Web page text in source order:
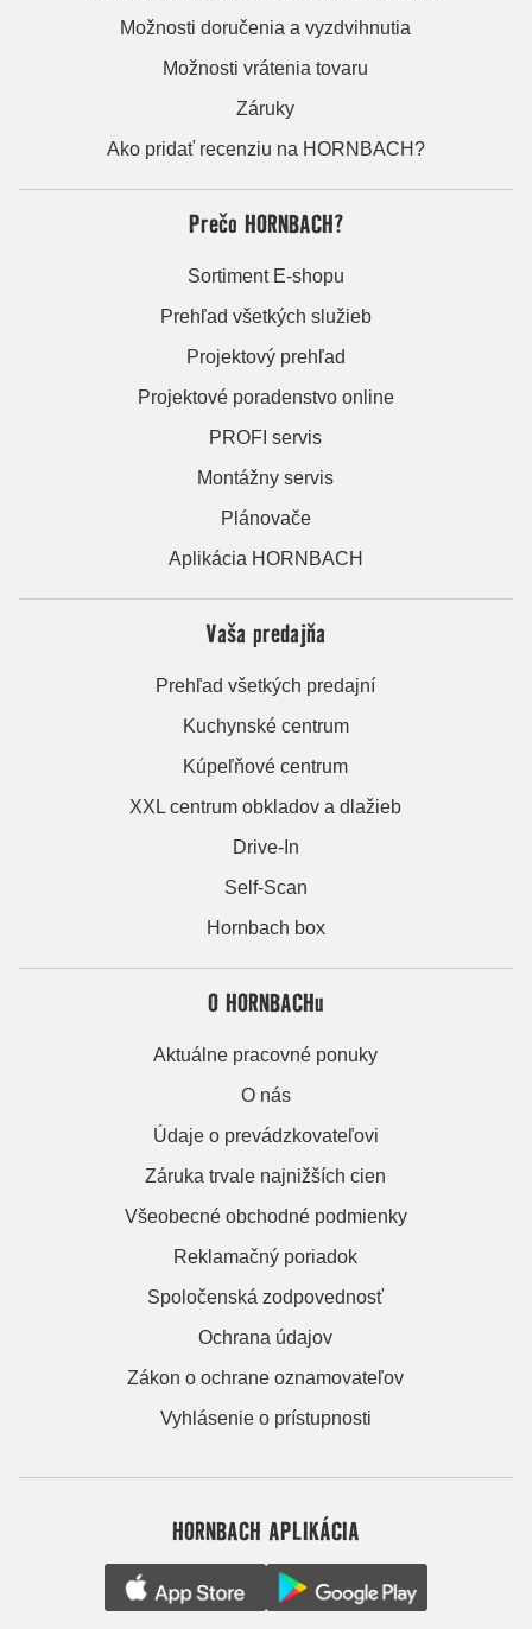
Možnosti doručenia a vyzdvihnutia
Možnosti vrátenia tovaru
Záruky
Ako pridať recenziu na HORNBACH?
Prečo HORNBACH?
Sortiment E-shopu
Prehľad všetkých služieb
Projektový prehľad
Projektové poradenstvo online
PROFI servis
Montážny servis
Plánovače
Aplikácia HORNBACH
Vaša predajňa
Prehľad všetkých predajní
Kuchynské centrum
Kúpeľňové centrum
XXL centrum obkladov a dlažieb
Drive-In
Self-Scan
Hornbach box
O HORNBACHu
Aktuálne pracovné ponuky
O nás
Údaje o prevádzkovateľovi
Záruka trvale najnižších cien
Všeobecné obchodné podmienky
Reklamačný poriadok
Spoločenská zodpovednosť
Ochrana údajov
Zákon o ochrane oznamovateľov
Vyhlásenie o prístupnosti
HORNBACH APLIKÁCIA